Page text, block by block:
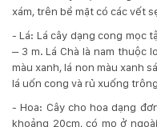
xám, trên bề mặt có các vết
- Lá: Lá cây dạng cong mọc
– 3 m. Lá Chà là nam thuộc
màu xanh, lá non màu xanh
lá uốn cong và rủ xuống
- Hoa: Cây cho hoa dạng
khoảng 20cm, có mo ở